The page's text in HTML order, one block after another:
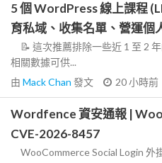
5 個 WordPress 線上課程
育私域、收集名單、營運個
📝 這次推薦排除一些近 1 至 2
相關數據可供...
由 Mack Chan 發文 20 小時前
Wordfence 資安通報 |
CVE-2026-8457
WooCommerce Social Login 外